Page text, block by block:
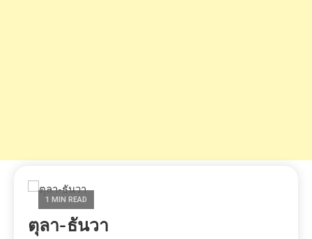
1 MIN READ
ตุลา-ธันวา